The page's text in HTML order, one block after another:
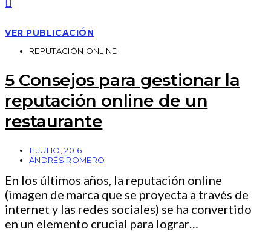
VER PUBLICACIÓN
REPUTACIÓN ONLINE
5 Consejos para gestionar la
reputación online de un
restaurante
11 JULIO, 2016
ANDRÉS ROMERO
En los últimos años, la reputación online
(imagen de marca que se proyecta a través de
internet y las redes sociales) se ha convertido
en un elemento crucial para lograr…